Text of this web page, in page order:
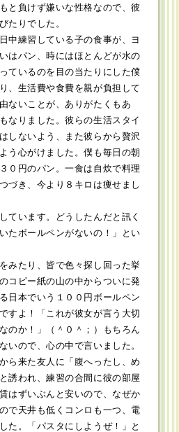
と負けず嫌いな性格なので、彼
たりでした。
中練習している子の食事が、ヨ
はパン、時にはほとんどが水の
ているのを目の当たりにした僕
、生活費や食費を親が負担して
ないことが、ありがたくもあ
なりました。彼らの生活スタイ
しないよう、また彼らから贅沢
う心がけました。僕も毎日の朝
０円のパン。一食は自炊で料理
づき、今より８キロは痩せまし
ています。どうしたんだと訊く
たボールペンがないの！」とい
みたり、皆で色々探し回った挙
コピー紙の山の中からついに発
日本でいう１００円ボールペン
すよ！「これが彼女が言う大切
のか！」（＾０＾；）もちろん
いので、心の中で言いました。
ら来た友人に「腹へったし、め
誘われ、練習の合間に彼の部屋
はずいぶんと安いので、なぜか
で天井も低くコンロも一つ、電
た。「パスタにしようぜ！」と